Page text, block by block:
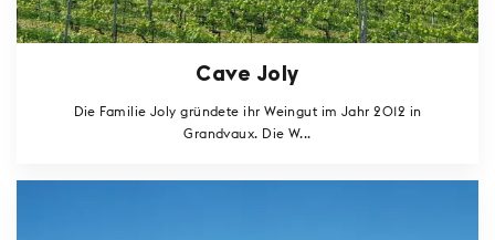
Cave Joly
Die Familie Joly gründete ihr Weingut im Jahr 2012 in
Grandvaux. Die W...